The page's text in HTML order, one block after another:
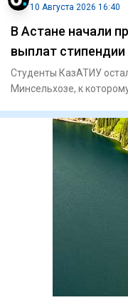
10 Августа 2026 16:40
В Астане начали
выплат
Студенты КазАТИУ
Минсельхозе, к